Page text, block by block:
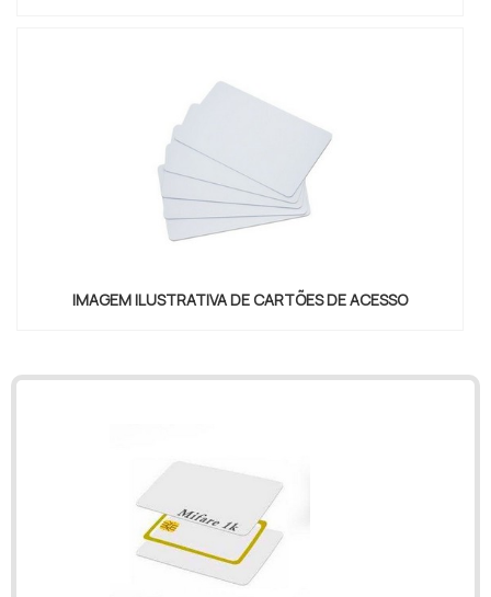
IMAGEM ILUSTRATIVA DE CARTÕES DE ACESSO